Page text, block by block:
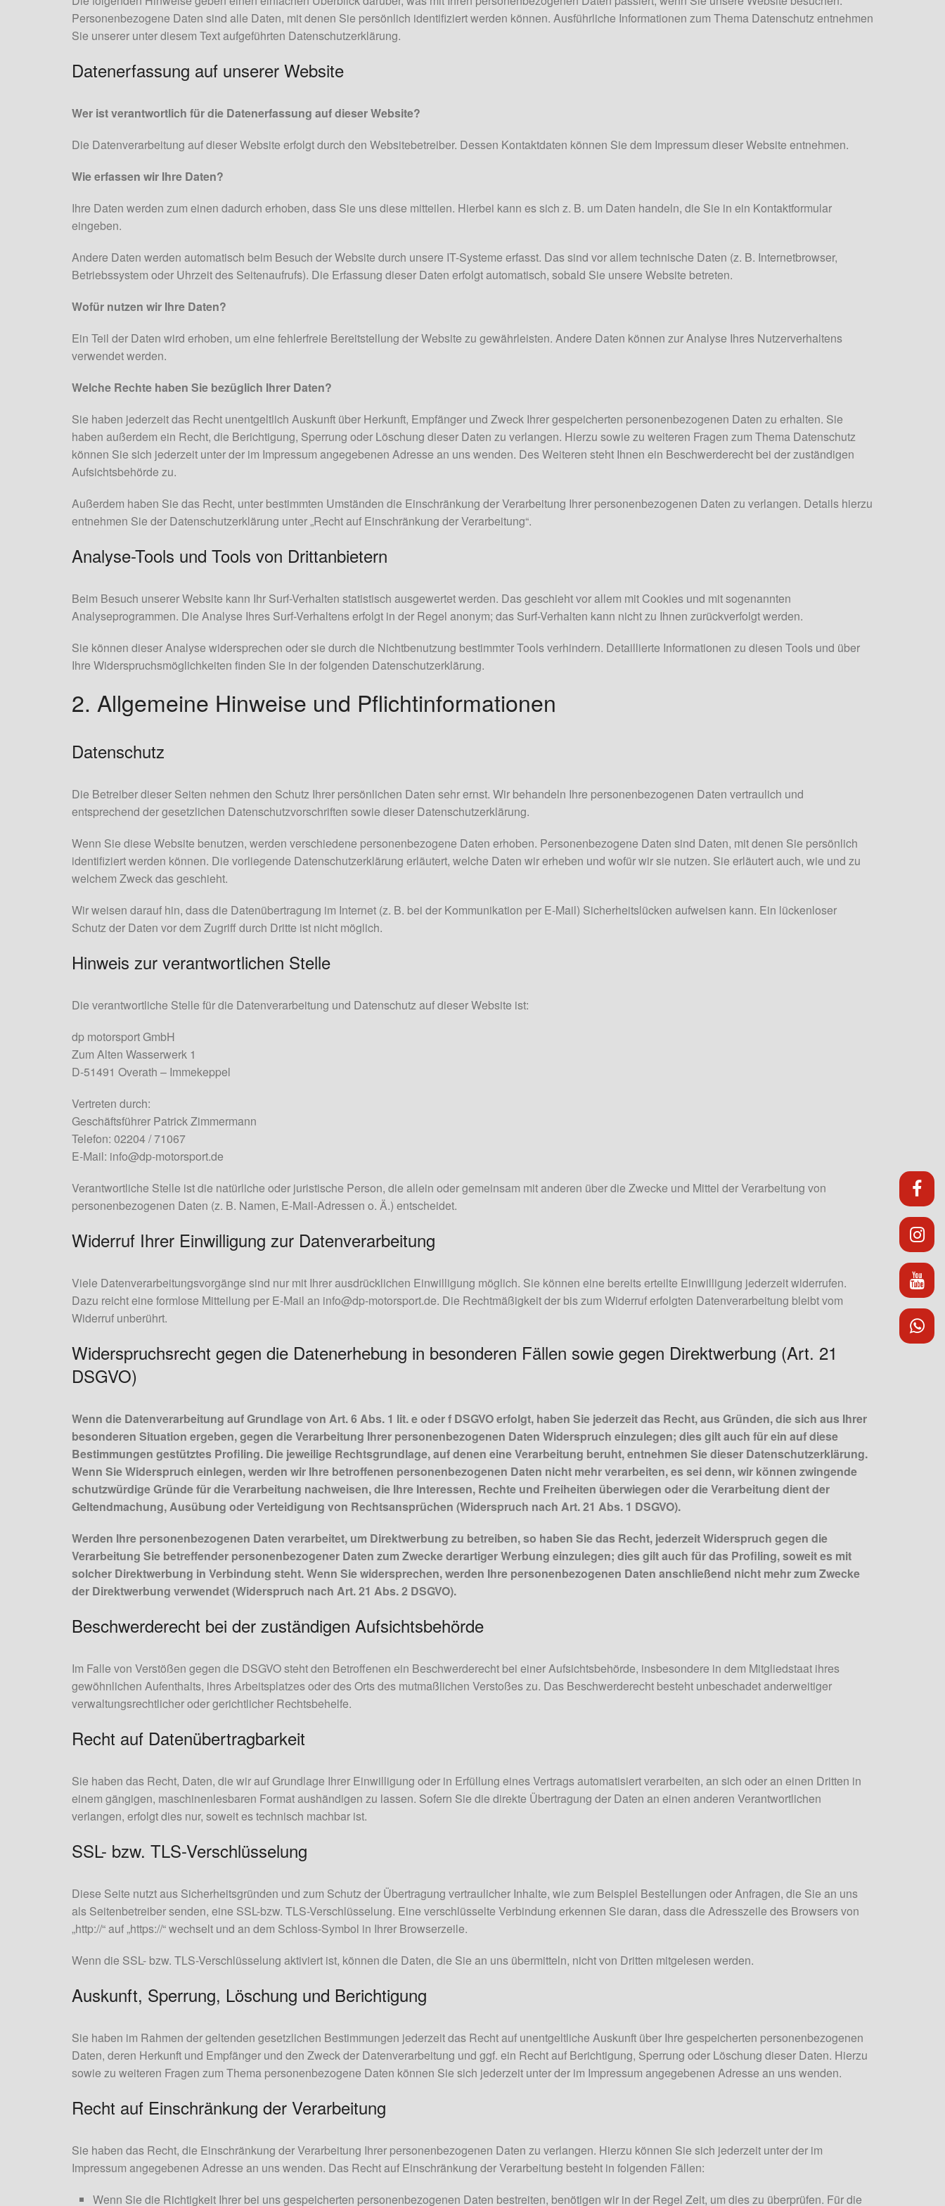
dp
dp
dp
Personenbezogene Daten sind alle Daten, mit denen Sie persönlich identifiziert werden können. Ausführliche Informationen zum Thema Datenschutz entnehmen
Sie unserer unter diesem Text aufgeführten Datenschutzerklärung.
Datenerfassung auf unserer Website
Wer ist verantwortlich für die Datenerfassung auf dieser Website?
Die Datenverarbeitung auf dieser Website erfolgt durch den Websitebetreiber. Dessen Kontaktdaten können Sie dem Impressum dieser Website entnehmen.
Wie erfassen wir Ihre Daten?
Ihre Daten werden zum einen dadurch erhoben, dass Sie uns diese mitteilen. Hierbei kann es sich z. B. um Daten handeln, die Sie in ein Kontaktformular
eingeben.
Andere Daten werden automatisch beim Besuch der Website durch unsere IT-Systeme erfasst. Das sind vor allem technische Daten (z. B. Internetbrowser,
Betriebssystem oder Uhrzeit des Seitenaufrufs). Die Erfassung dieser Daten erfolgt automatisch, sobald Sie unsere Website betreten.
Wofür nutzen wir Ihre Daten?
Ein Teil der Daten wird erhoben, um eine fehlerfreie Bereitstellung der Website zu gewährleisten. Andere Daten können zur Analyse Ihres Nutzerverhaltens
verwendet werden.
Welche Rechte haben Sie bezüglich Ihrer Daten?
Sie haben jederzeit das Recht unentgeltlich Auskunft über Herkunft, Empfänger und Zweck Ihrer gespeicherten personenbezogenen Daten zu erhalten. Sie
haben außerdem ein Recht, die Berichtigung, Sperrung oder Löschung dieser Daten zu verlangen. Hierzu sowie zu weiteren Fragen zum Thema Datenschutz
können Sie sich jederzeit unter der im Impressum angegebenen Adresse an uns wenden. Des Weiteren steht Ihnen ein Beschwerderecht bei der zuständigen
Aufsichtsbehörde zu.
Außerdem haben Sie das Recht, unter bestimmten Umständen die Einschränkung der Verarbeitung Ihrer personenbezogenen Daten zu verlangen. Details hierzu
entnehmen Sie der Datenschutzerklärung unter „Recht auf Einschränkung der Verarbeitung“.
Analyse-Tools und Tools von Drittanbietern
Beim Besuch unserer Website kann Ihr Surf-Verhalten statistisch ausgewertet werden. Das geschieht vor allem mit Cookies und mit sogenannten
Analyseprogrammen. Die Analyse Ihres Surf-Verhaltens erfolgt in der Regel anonym; das Surf-Verhalten kann nicht zu Ihnen zurückverfolgt werden.
Sie können dieser Analyse widersprechen oder sie durch die Nichtbenutzung bestimmter Tools verhindern. Detaillierte Informationen zu diesen Tools und über
Ihre Widerspruchsmöglichkeiten finden Sie in der folgenden Datenschutzerklärung.
2. Allgemeine Hinweise und Pflichtinformationen
Datenschutz
Die Betreiber dieser Seiten nehmen den Schutz Ihrer persönlichen Daten sehr ernst. Wir behandeln Ihre personenbezogenen Daten vertraulich und
entsprechend der gesetzlichen Datenschutzvorschriften sowie dieser Datenschutzerklärung.
Wenn Sie diese Website benutzen, werden verschiedene personenbezogene Daten erhoben. Personenbezogene Daten sind Daten, mit denen Sie persönlich
identifiziert werden können. Die vorliegende Datenschutzerklärung erläutert, welche Daten wir erheben und wofür wir sie nutzen. Sie erläutert auch, wie und zu
welchem Zweck das geschieht.
Wir weisen darauf hin, dass die Datenübertragung im Internet (z. B. bei der Kommunikation per E-Mail) Sicherheitslücken aufweisen kann. Ein lückenloser
Schutz der Daten vor dem Zugriff durch Dritte ist nicht möglich.
Hinweis zur verantwortlichen Stelle
Die verantwortliche Stelle für die Datenverarbeitung und Datenschutz auf dieser Website ist:
dp motorsport GmbH
Zum Alten Wasserwerk 1
D-51491 Overath – Immekeppel
Vertreten durch:
Geschäftsführer Patrick Zimmermann
Telefon: 02204 / 71067
E-Mail: info@dp-motorsport.de
Verantwortliche Stelle ist die natürliche oder juristische Person, die allein oder gemeinsam mit anderen über die Zwecke und Mittel der Verarbeitung von
personenbezogenen Daten (z. B. Namen, E-Mail-Adressen o. Ä.) entscheidet.
Widerruf Ihrer Einwilligung zur Datenverarbeitung
Viele Datenverarbeitungsvorgänge sind nur mit Ihrer ausdrücklichen Einwilligung möglich. Sie können eine bereits erteilte Einwilligung jederzeit widerrufen.
Dazu reicht eine formlose Mitteilung per E-Mail an info@dp-motorsport.de. Die Rechtmäßigkeit der bis zum Widerruf erfolgten Datenverarbeitung bleibt vom
Widerruf unberührt.
Widerspruchsrecht gegen die Datenerhebung in besonderen Fällen sowie gegen Direktwerbung (Art. 21
DSGVO)
Wenn die Datenverarbeitung auf Grundlage von Art. 6 Abs. 1 lit. e oder f DSGVO erfolgt, haben Sie jederzeit das Recht, aus Gründen, die sich aus Ihrer
besonderen Situation ergeben, gegen die Verarbeitung Ihrer personenbezogenen Daten Widerspruch einzulegen; dies gilt auch für ein auf diese
Bestimmungen gestütztes Profiling. Die jeweilige Rechtsgrundlage, auf denen eine Verarbeitung beruht, entnehmen Sie dieser Datenschutzerklärung.
Wenn Sie Widerspruch einlegen, werden wir Ihre betroffenen personenbezogenen Daten nicht mehr verarbeiten, es sei denn, wir können zwingende
schutzwürdige Gründe für die Verarbeitung nachweisen, die Ihre Interessen, Rechte und Freiheiten überwiegen oder die Verarbeitung dient der
Geltendmachung, Ausübung oder Verteidigung von Rechtsansprüchen (Widerspruch nach Art. 21 Abs. 1 DSGVO).
Werden Ihre personenbezogenen Daten verarbeitet, um Direktwerbung zu betreiben, so haben Sie das Recht, jederzeit Widerspruch gegen die
Verarbeitung Sie betreffender personenbezogener Daten zum Zwecke derartiger Werbung einzulegen; dies gilt auch für das Profiling, soweit es mit
solcher Direktwerbung in Verbindung steht. Wenn Sie widersprechen, werden Ihre personenbezogenen Daten anschließend nicht mehr zum Zwecke
der Direktwerbung verwendet (Widerspruch nach Art. 21 Abs. 2 DSGVO).
Beschwerderecht bei der zuständigen Aufsichtsbehörde
Im Falle von Verstößen gegen die DSGVO steht den Betroffenen ein Beschwerderecht bei einer Aufsichtsbehörde, insbesondere in dem Mitgliedstaat ihres
gewöhnlichen Aufenthalts, ihres Arbeitsplatzes oder des Orts des mutmaßlichen Verstoßes zu. Das Beschwerderecht besteht unbeschadet anderweitiger
verwaltungsrechtlicher oder gerichtlicher Rechtsbehelfe.
Recht auf Datenübertragbarkeit
Sie haben das Recht, Daten, die wir auf Grundlage Ihrer Einwilligung oder in Erfüllung eines Vertrags automatisiert verarbeiten, an sich oder an einen Dritten in
einem gängigen, maschinenlesbaren Format aushändigen zu lassen. Sofern Sie die direkte Übertragung der Daten an einen anderen Verantwortlichen
verlangen, erfolgt dies nur, soweit es technisch machbar ist.
SSL- bzw. TLS-Verschlüsselung
Diese Seite nutzt aus Sicherheitsgründen und zum Schutz der Übertragung vertraulicher Inhalte, wie zum Beispiel Bestellungen oder Anfragen, die Sie an uns
als Seitenbetreiber senden, eine SSL-bzw. TLS-Verschlüsselung. Eine verschlüsselte Verbindung erkennen Sie daran, dass die Adresszeile des Browsers von
„http://“ auf „https://“ wechselt und an dem Schloss-Symbol in Ihrer Browserzeile.
Wenn die SSL- bzw. TLS-Verschlüsselung aktiviert ist, können die Daten, die Sie an uns übermitteln, nicht von Dritten mitgelesen werden.
Auskunft, Sperrung, Löschung und Berichtigung
Sie haben im Rahmen der geltenden gesetzlichen Bestimmungen jederzeit das Recht auf unentgeltliche Auskunft über Ihre gespeicherten personenbezogenen
Daten, deren Herkunft und Empfänger und den Zweck der Datenverarbeitung und ggf. ein Recht auf Berichtigung, Sperrung oder Löschung dieser Daten. Hierzu
sowie zu weiteren Fragen zum Thema personenbezogene Daten können Sie sich jederzeit unter der im Impressum angegebenen Adresse an uns wenden.
Recht auf Einschränkung der Verarbeitung
Sie haben das Recht, die Einschränkung der Verarbeitung Ihrer personenbezogenen Daten zu verlangen. Hierzu können Sie sich jederzeit unter der im
Impressum angegebenen Adresse an uns wenden. Das Recht auf Einschränkung der Verarbeitung besteht in folgenden Fällen:
Wenn Sie die Richtigkeit Ihrer bei uns gespeicherten personenbezogenen Daten bestreiten, benötigen wir in der Regel Zeit, um dies zu überprüfen. Für die